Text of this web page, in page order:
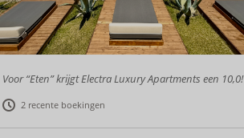
Voor “Eten” krijgt Electra Luxury Apartments een 10,0!
2 recente boekingen